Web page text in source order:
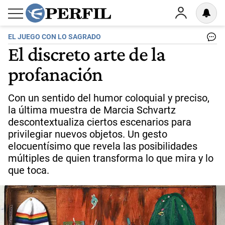
EL JUEGO CON LO SAGRADO
El discreto arte de la
profanación
Con un sentido del humor coloquial y preciso,
la última muestra de Marcia Schvartz
descontextualiza ciertos escenarios para
privilegiar nuevos objetos. Un gesto
elocuentísimo que revela las posibilidades
múltiples de quien transforma lo que mira y lo
que toca.